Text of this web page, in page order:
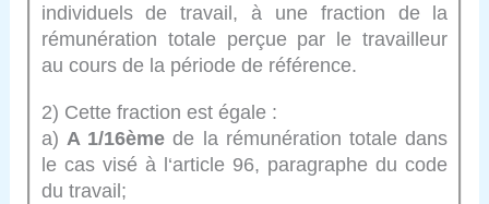
individuels de travail, à une fraction de la
rémunération totale perçue par le travailleur
au cours de la période de référence.
2) Cette fraction est égale :
a) A 1/16ème de la rémunération totale dans
le cas visé à l‘article 96, paragraphe du code
du travail;